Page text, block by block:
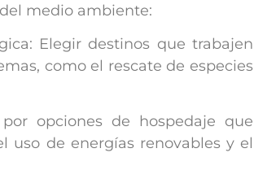
medio ambiente:
Elegir destinos que trabajen
como el rescate de especies
opciones de hospedaje que
uso de energías renovables y el